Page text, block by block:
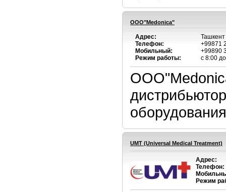
OOO"Medonica"
Адрес:
Телефон:
Мобильный:
Режим работы:
+99871
+99890
с 8:00
UMT (Universal Medical Treatment)
Адрес:
Телефон:
Режим